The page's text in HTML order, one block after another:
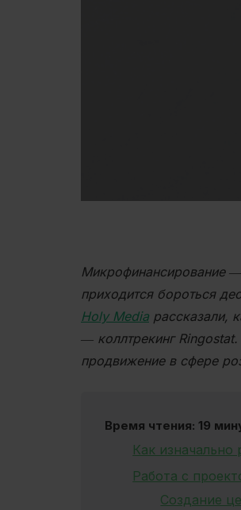
Микрофинансирование
приходится бороться
Holy Media рассказали,
― коллтрекинг
продвижение в сфере
Время чтения: 19
Как изначально
Работа с
Создание